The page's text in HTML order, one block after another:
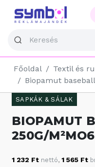
Főoldal Textil és
Biopamut
SAPKÁK & SÁLAK
BIOPAMUT
250G/
1 232 Ft nettó, 1 565 Ft